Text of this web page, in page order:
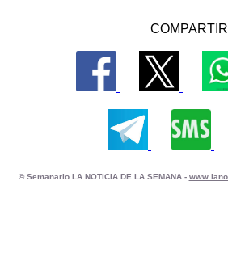
COMPARTIR
© Semanario LA NOTICIA DE LA SEMANA -